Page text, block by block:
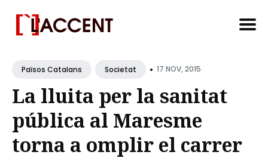
forPaïsos Catalans Societat • 17 NOV, 2015
La lluita per la sanitat
pública al Maresme
torna a omplir el carrer